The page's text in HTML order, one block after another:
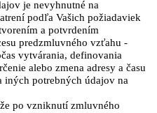
je nevyhnutné na
podľa Vašich požiadaviek
a potvrdením
predzmluvného vzťahu -
vytvárania, definovania
alebo zmena adresy a času
iných potrebných údajov na
po vzniknutí zmluvného